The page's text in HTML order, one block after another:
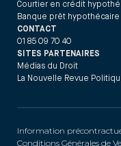
Courtier en crédit
Banque prêt hypothécaire
CONTACT
01 85 09 70 40
SITES PARTENAIRES
Médias du Droit
La Nouvelle Revue
Information
Conditions Générales de